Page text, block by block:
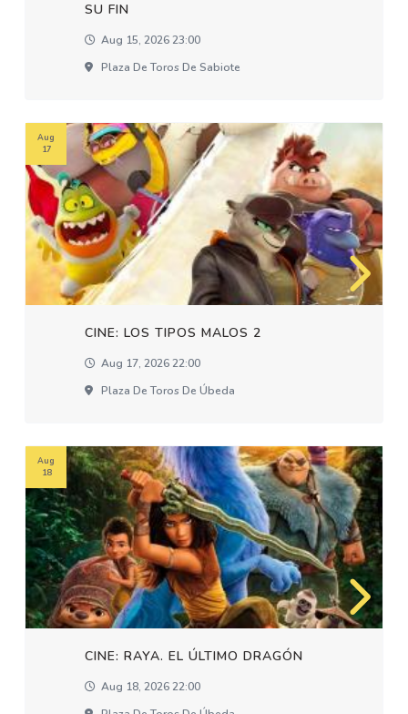
SU FIN
Aug 15, 2026 23:00
Plaza De Toros De Sabiote
CINE: LOS TIPOS MALOS 2
Aug 17, 2026 22:00
Plaza De Toros De Úbeda
Aug
17
CINE: RAYA. EL ÚLTIMO DRAGÓN
Aug 18, 2026 22:00
Aug
18